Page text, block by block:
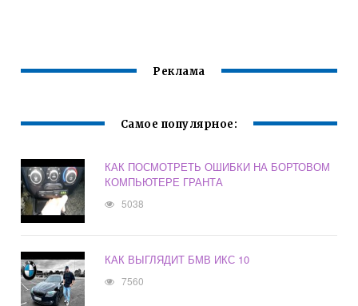
Реклама
Самое популярное:
КАК ПОСМОТРЕТЬ ОШИБКИ НА БОРТОВОМ
КОМПЬЮТЕРЕ ГРАНТА
5038
КАК ВЫГЛЯДИТ БМВ ИКС 10
7560